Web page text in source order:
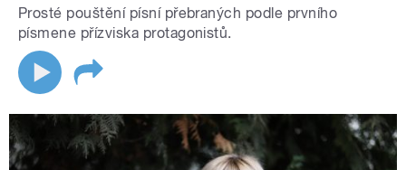
Prosté pouštění písní přebraných podle prvního
písmene přízviska protagonistů.